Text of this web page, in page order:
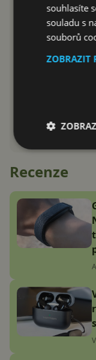
Recenze
souhlasíte
souladu s
souborů
ZOBRAZIT